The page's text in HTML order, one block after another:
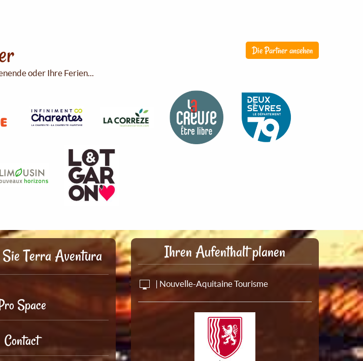
Die Partner ansehen
oder Ihre Ferien...
Terra Aventura
Space
Contact
Ihren Aufenthalt planen
| Nouvelle-Aquitaine Tourisme